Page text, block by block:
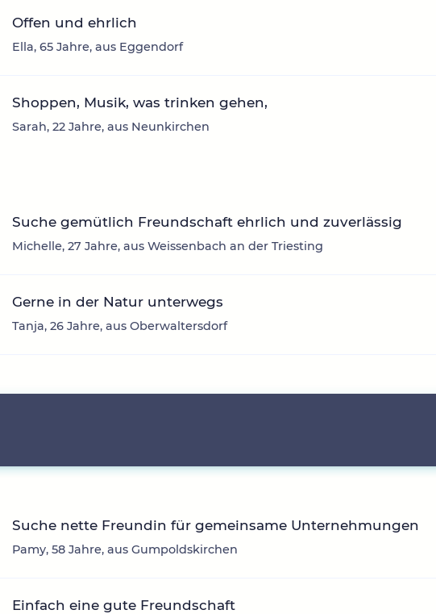
Offen und ehrlich
Ella, 65 Jahre, aus Eggendorf
Shoppen, Musik, was trinken gehen,
Sarah, 22 Jahre, aus Neunkirchen
Suche gemütlich Freundschaft ehrlich und zuverlässig
Michelle, 27 Jahre, aus Weissenbach an der Triesting
Gerne in der Natur unterwegs
Tanja, 26 Jahre, aus Oberwaltersdorf
Suche nette Freundin für gemeinsame Unternehmungen
Pamy, 58 Jahre, aus Gumpoldskirchen
Einfach eine gute Freundschaft